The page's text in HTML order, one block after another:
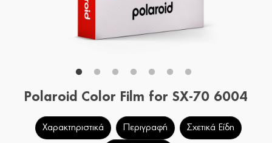
Polaroid Color Film for SX-70 6004
Χαρακτηριστικά Περιγραφή Σχετικά Είδη